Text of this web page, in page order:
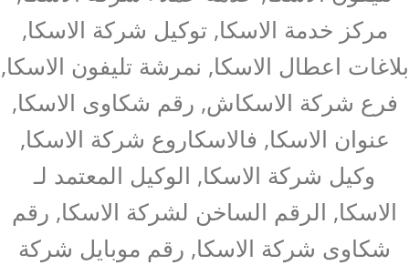
مركز خدمة الاسكا, توكيل شركة الاسكا,
بلاغات اعطال الاسكا, نمرشة تليفون الاسكا,
فرع شركة الاسكاش, رقم شكاوى الاسكا,
عنوان الاسكا, فالاسكاروع شركة الاسكا,
وكيل شركة الاسكا, الوكيل المعتمد لـ
الاسكا, الرقم الساخن لشركة الاسكا, رقم
شكاوى شركة الاسكا, رقم موبايل شركة